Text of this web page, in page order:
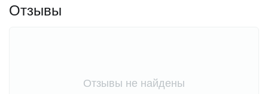
Отзывы
Отзывы не найдены